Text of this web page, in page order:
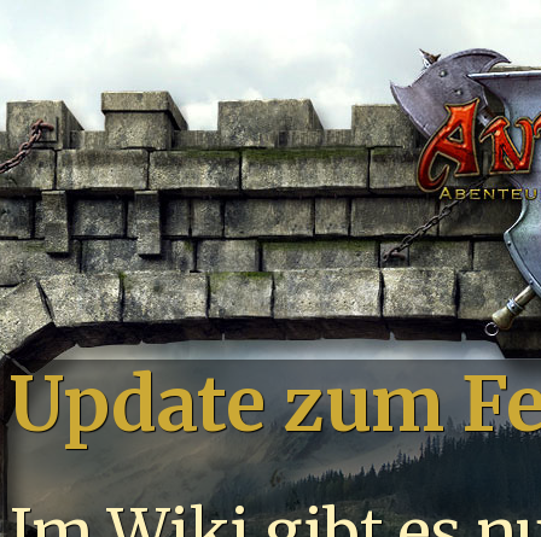
Update zum